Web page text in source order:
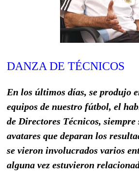
DANZA DE TÉCNICOS
En los últimos días, se produjo
equipos de nuestro fútbol, el
de Directores Técnicos, siempre
avatares que deparan los
se vieron involucrados varios
alguna vez estuvieron